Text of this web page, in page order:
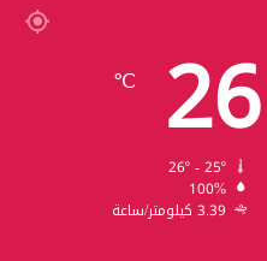
26
℃
100%
3.39 كيلومتر/ساعة